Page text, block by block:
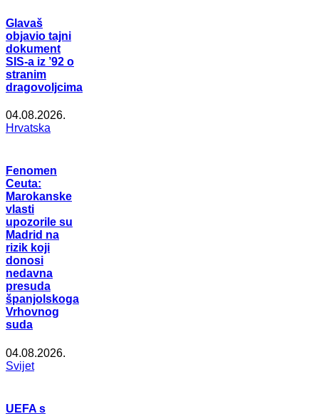
Glavaš
objavio tajni
dokument
SIS-a iz ’92 o
stranim
dragovoljcima
04.08.2026.
Hrvatska
Fenomen
Ceuta:
Marokanske
vlasti
upozorile su
Madrid na
rizik koji
donosi
nedavna
presuda
španjolskoga
Vrhovnog
suda
04.08.2026.
Svijet
UEFA s